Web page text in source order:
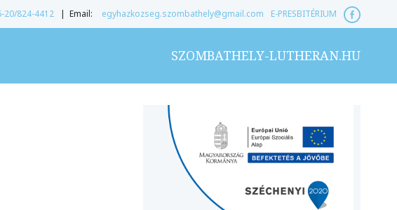
20/824-4412 | Email: egyhazkozseg.szombathely@gmail.com E-PRESBITÉRIUM
SZOMBATHELY-LUTHERAN.HU